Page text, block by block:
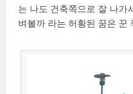
는 나도 건축쪽으로 잘 나가
벼볼까 라는 허황된 꿈은 꾼